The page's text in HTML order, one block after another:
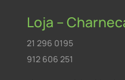
Loja –
21 296 0195
912 606 251